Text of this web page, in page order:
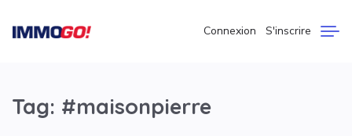
Connexion S'inscrire
Tag: #maisonpierre